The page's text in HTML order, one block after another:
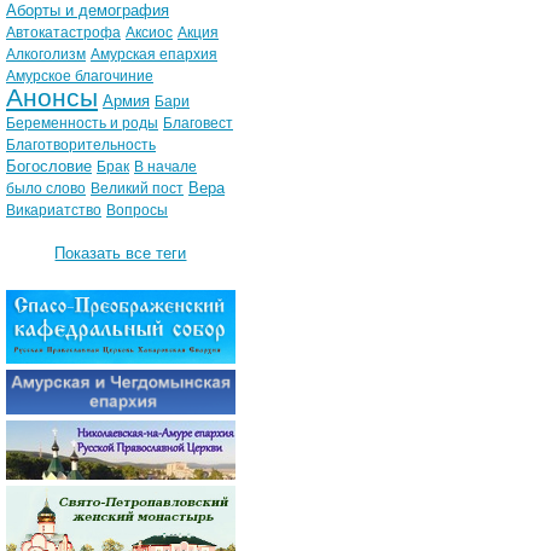
Аборты и демография
Автокатастрофа Аксиос Акция
Алкоголизм Амурская епархия
Амурское благочиние
Анонсы Армия Бари
Беременность и роды Благовест
Благотворительность
Богословие Брак В начале
было слово Великий пост Вера
Викариатство Вопросы
Показать все теги